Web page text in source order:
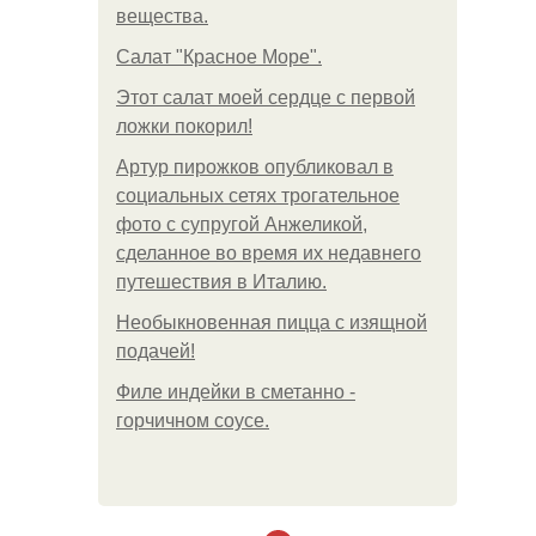
вещества.
Салат "Красное Море".
Этот салат моей сердце с первой
ложки покорил!
Артур пирожков опубликовал в
социальных сетях трогательное
фото с супругой Анжеликой,
сделанное во время их недавнего
путешествия в Италию.
Необыкновенная пицца с изящной
подачей!
Филе индейки в сметанно -
горчичном соусе.